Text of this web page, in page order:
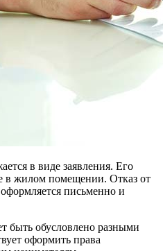
в виде заявления. Его
в жилом помещении. Отказ от
письменно и
быть обусловлено разными
оформить права